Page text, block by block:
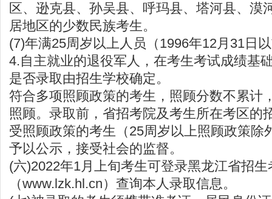
区、逊克县、孙吴县、呼玛县、塔河县、漠
居地区的少数民族考生。
(7)年满25周岁以上人员（1996年12月31日
4.自主就业的退役军人，在考生考试成绩基
是否录取由招生学校确定。
符合多项照顾政策的考生，照顾分数不累计
照顾。录取前，省招考院及考生所在考区的
受照顾政策的考生（25周岁以上照顾政策除
予以公示，接受社会的监督。
(六)2022年1月上旬考生可登录黑龙江省招
（www.lzk.hl.cn）查询本人录取信息。